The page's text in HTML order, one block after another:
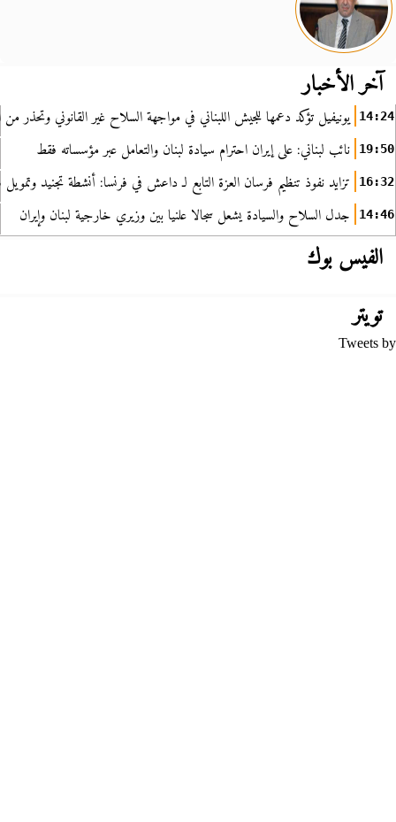
آخر الأخبار
14:24 يونيفيل تؤكد دعمها للجيش اللبناني في مواجهة السلاح غير القانوني وتحذر من
19:50 نائب لبناني: على إيران احترام سيادة لبنان والتعامل عبر مؤسساته فقط
16:32 تزايد نفوذ تنظيم فرسان العزة التابع لـ داعش في فرنسا: أنشطة تجنيد
14:46 جدل السلاح والسيادة يشعل سجالا علنيا بين وزيري خارجية لبنان وإيران
الفيس بوك
تويتر
Tweets by